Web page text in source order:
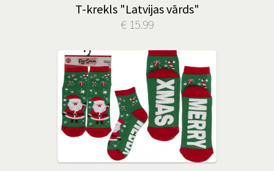
T-krekls "Latvijas vārds"
€ 15.99